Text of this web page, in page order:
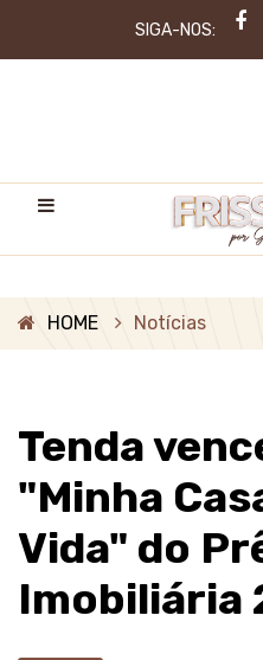
SIGA-NOS:
HOME Notícias
Tenda
"Minha
Vida" do
Imobiliária